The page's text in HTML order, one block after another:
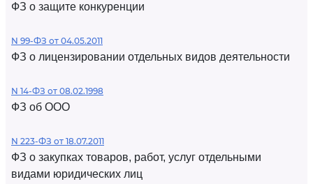
ФЗ о защите конкуренции
N 99-ФЗ от 04.05.2011
ФЗ о лицензировании отдельных видов деятельности
N 14-ФЗ от 08.02.1998
ФЗ об ООО
N 223-ФЗ от 18.07.2011
ФЗ о закупках товаров, работ, услуг отдельными
видами юридических лиц